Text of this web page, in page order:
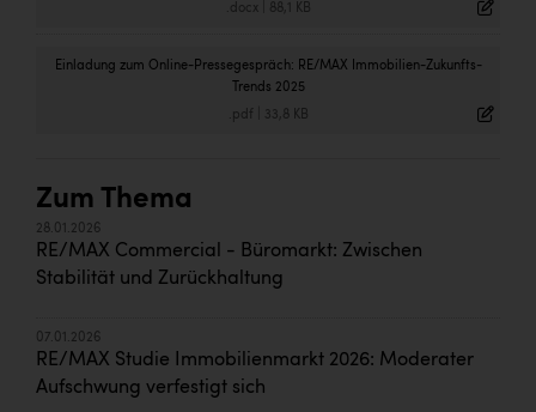
.docx| 88,1 KB
Einladung zum Online-Pressegespräch: RE/MAX Immobilien-Zukunfts-
Trends 2025
.pdf 33,8 KB
Zum Thema
28.01.2026
RE/MAX Commercial - Büromarkt: Zwischen
Stabilität und Zurückhaltung
07.01.2026
RE/MAX Studie Immobilienmarkt 2026: Moderater
Aufschwung verfestigt sich